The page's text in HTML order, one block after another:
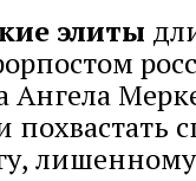
элиты
Ангела
лишенному